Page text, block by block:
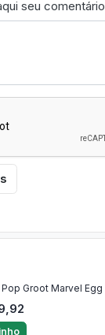
seu
Groot Marvel Egg